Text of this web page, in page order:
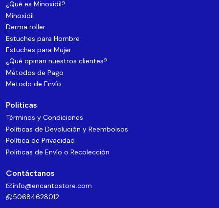
¿Qué es Minoxidil?
Minoxidil
Derma roller
Estuches para Hombre
Estuches para Mujer
¿Qué opinan nuestros clientes?
Métodos de Pago
Método de Envío
Politicas
Términos y Condiciones
Políticas de Devolución y Reembolsos
Política de Privacidad
Politicas de Envío o Recolección
Contáctanos
info@encantostore.com
50684628012